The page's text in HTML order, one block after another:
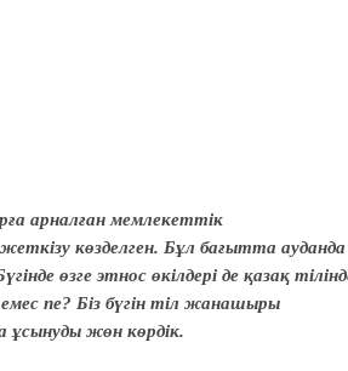
арналған мемлекеттік
көзделген. Бұл бағытта ауданда
өзге этнос өкілдері де қазақ
пе? Біз бүгін тіл жанашыры
ұсынуды жөн көрдік.